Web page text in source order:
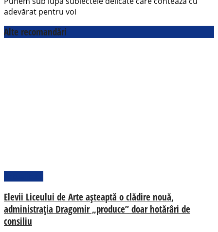
adevărat pentru voi
Alte recomandări
Elevii Liceului de Arte așteaptă o clădire nouă,
administrația Dragomir „produce” doar hotărâri de
consiliu